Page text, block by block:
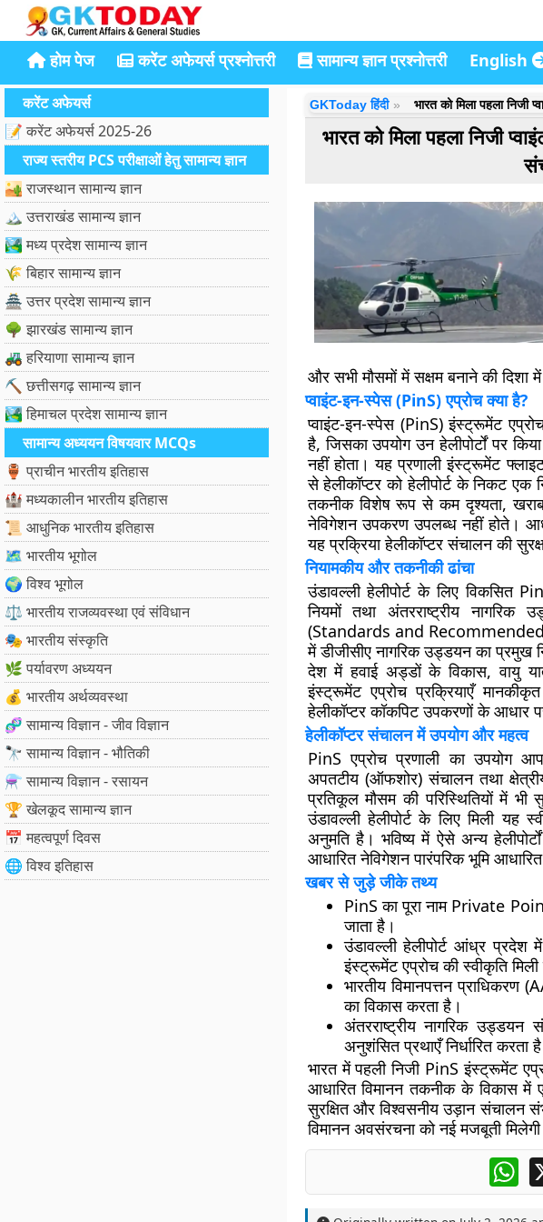
होम पेज करेंट अफेयर्स प्रश्नोत्तरी सामान्य ज्ञान प्रश्नोत्तरी English
करेंट अफेयर्स
📝 करेंट अफेयर्स 2025-26
राज्य स्तरीय PCS परीक्षाओं हेतु सामान्य ज्ञान
🏜️ राजस्थान सामान्य ज्ञान
🏔️ उत्तराखंड सामान्य ज्ञान
🏞️ मध्य प्रदेश सामान्य ज्ञान
🌾 बिहार सामान्य ज्ञान
🏯 उत्तर प्रदेश सामान्य ज्ञान
🌳 झारखंड सामान्य ज्ञान
🚜 हरियाणा सामान्य ज्ञान
⛏️ छत्तीसगढ़ सामान्य ज्ञान
🏞️ हिमाचल प्रदेश सामान्य ज्ञान
सामान्य अध्ययन विषयवार MCQs
🏺 प्राचीन भारतीय इतिहास
🏰 मध्यकालीन भारतीय इतिहास
📜 आधुनिक भारतीय इतिहास
🗺️ भारतीय भूगोल
🌍 विश्व भूगोल
⚖️ भारतीय राजव्यवस्था एवं संविधान
🎭 भारतीय संस्कृति
🌿 पर्यावरण अध्ययन
💰 भारतीय अर्थव्यवस्था
🧬 सामान्य विज्ञान - जीव विज्ञान
🔭 सामान्य विज्ञान - भौतिकी
⚗️ सामान्य विज्ञान - रसायन
🏆 खेलकूद सामान्य ज्ञान
📅 महत्वपूर्ण दिवस
🌐 विश्व इतिहास
GKToday हिंदी भारत को मिला पहला
भारत को मिला पहला निजी
और सभी मौसमों में सक्षम बनाने की दिशा
प्वाइंट-इन-स्पेस (PinS) एप्रोच क्या है?
प्वाइंट-इन-स्पेस (PinS) इंस्ट्रूमेंट
है, जिसका उपयोग उन हेलीपोर्टों पर
नहीं होता। यह प्रणालीइंस्ट्रूमेंट
से हेलीकॉप्टर को हेलीपोर्ट के निकट एक
तकनीक विशेष रूप से कम दृश्यता,
नेविगेशन उपकरण उपलब्ध नहीं होते।
यह प्रक्रिया हेलीकॉप्टर संचालन की
नियामकीय और तकनीकी ढांचा
उंडावल्ली हेलीपोर्ट के लिए विकसित
नियमों तथा अंतरराष्ट्रीय
(Standards and
में डीजीसीए नागरिक उड्डयन का प्रमुख
देश में हवाई अड्डों के विकास, वायु
इंस्ट्रूमेंट एप्रोच प्रक्रियाएँ
हेलीकॉप्टर कॉकपिट उपकरणों के आधार
हेलीकॉप्टर संचालन में उपयोग और महत्व
PinS एप्रोच प्रणाली का उपयोग
अपतटीय (ऑफशोर) संचालन तथा
प्रतिकूल मौसम की परिस्थितियों में
उंडावल्ली हेलीपोर्ट के लिए मिली यह
अनुमति है। भविष्य में ऐसे अन्य
आधारित नेविगेशन पारंपरिक भूमि
खबर से जुड़े जीके तथ्य
PinS का पूरा नाम Private
जाता है।
उंडावल्ली हेलीपोर्टआंध्र प्रदेश में
इंस्ट्रूमेंट एप्रोच की स्वीकृति मिली
भारतीय विमानपत्तन
का विकास करता है।
अंतरराष्ट्रीय नागरिक उड्डयन
अनुशंसित प्रथाएँ निर्धारित करता
भारत में पहली निजी PinS इंस्ट्रूमेंट
आधारित विमानन तकनीक के विकास में
सुरक्षित और विश्वसनीय उड़ान संचालन
विमानन अवसंरचना को नई मजबूती